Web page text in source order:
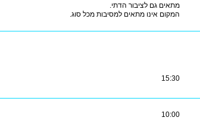
מתאים גם לציבור הדתי.
המקום אינו מתאים למסיבות מכל סוג.
15:30
10:00